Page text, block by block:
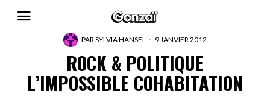
PARSYLVIA HANSEL 9 JANVIER 2012
ROCK & POLITIQUE
L’IMPOSSIBLE COHABITATION